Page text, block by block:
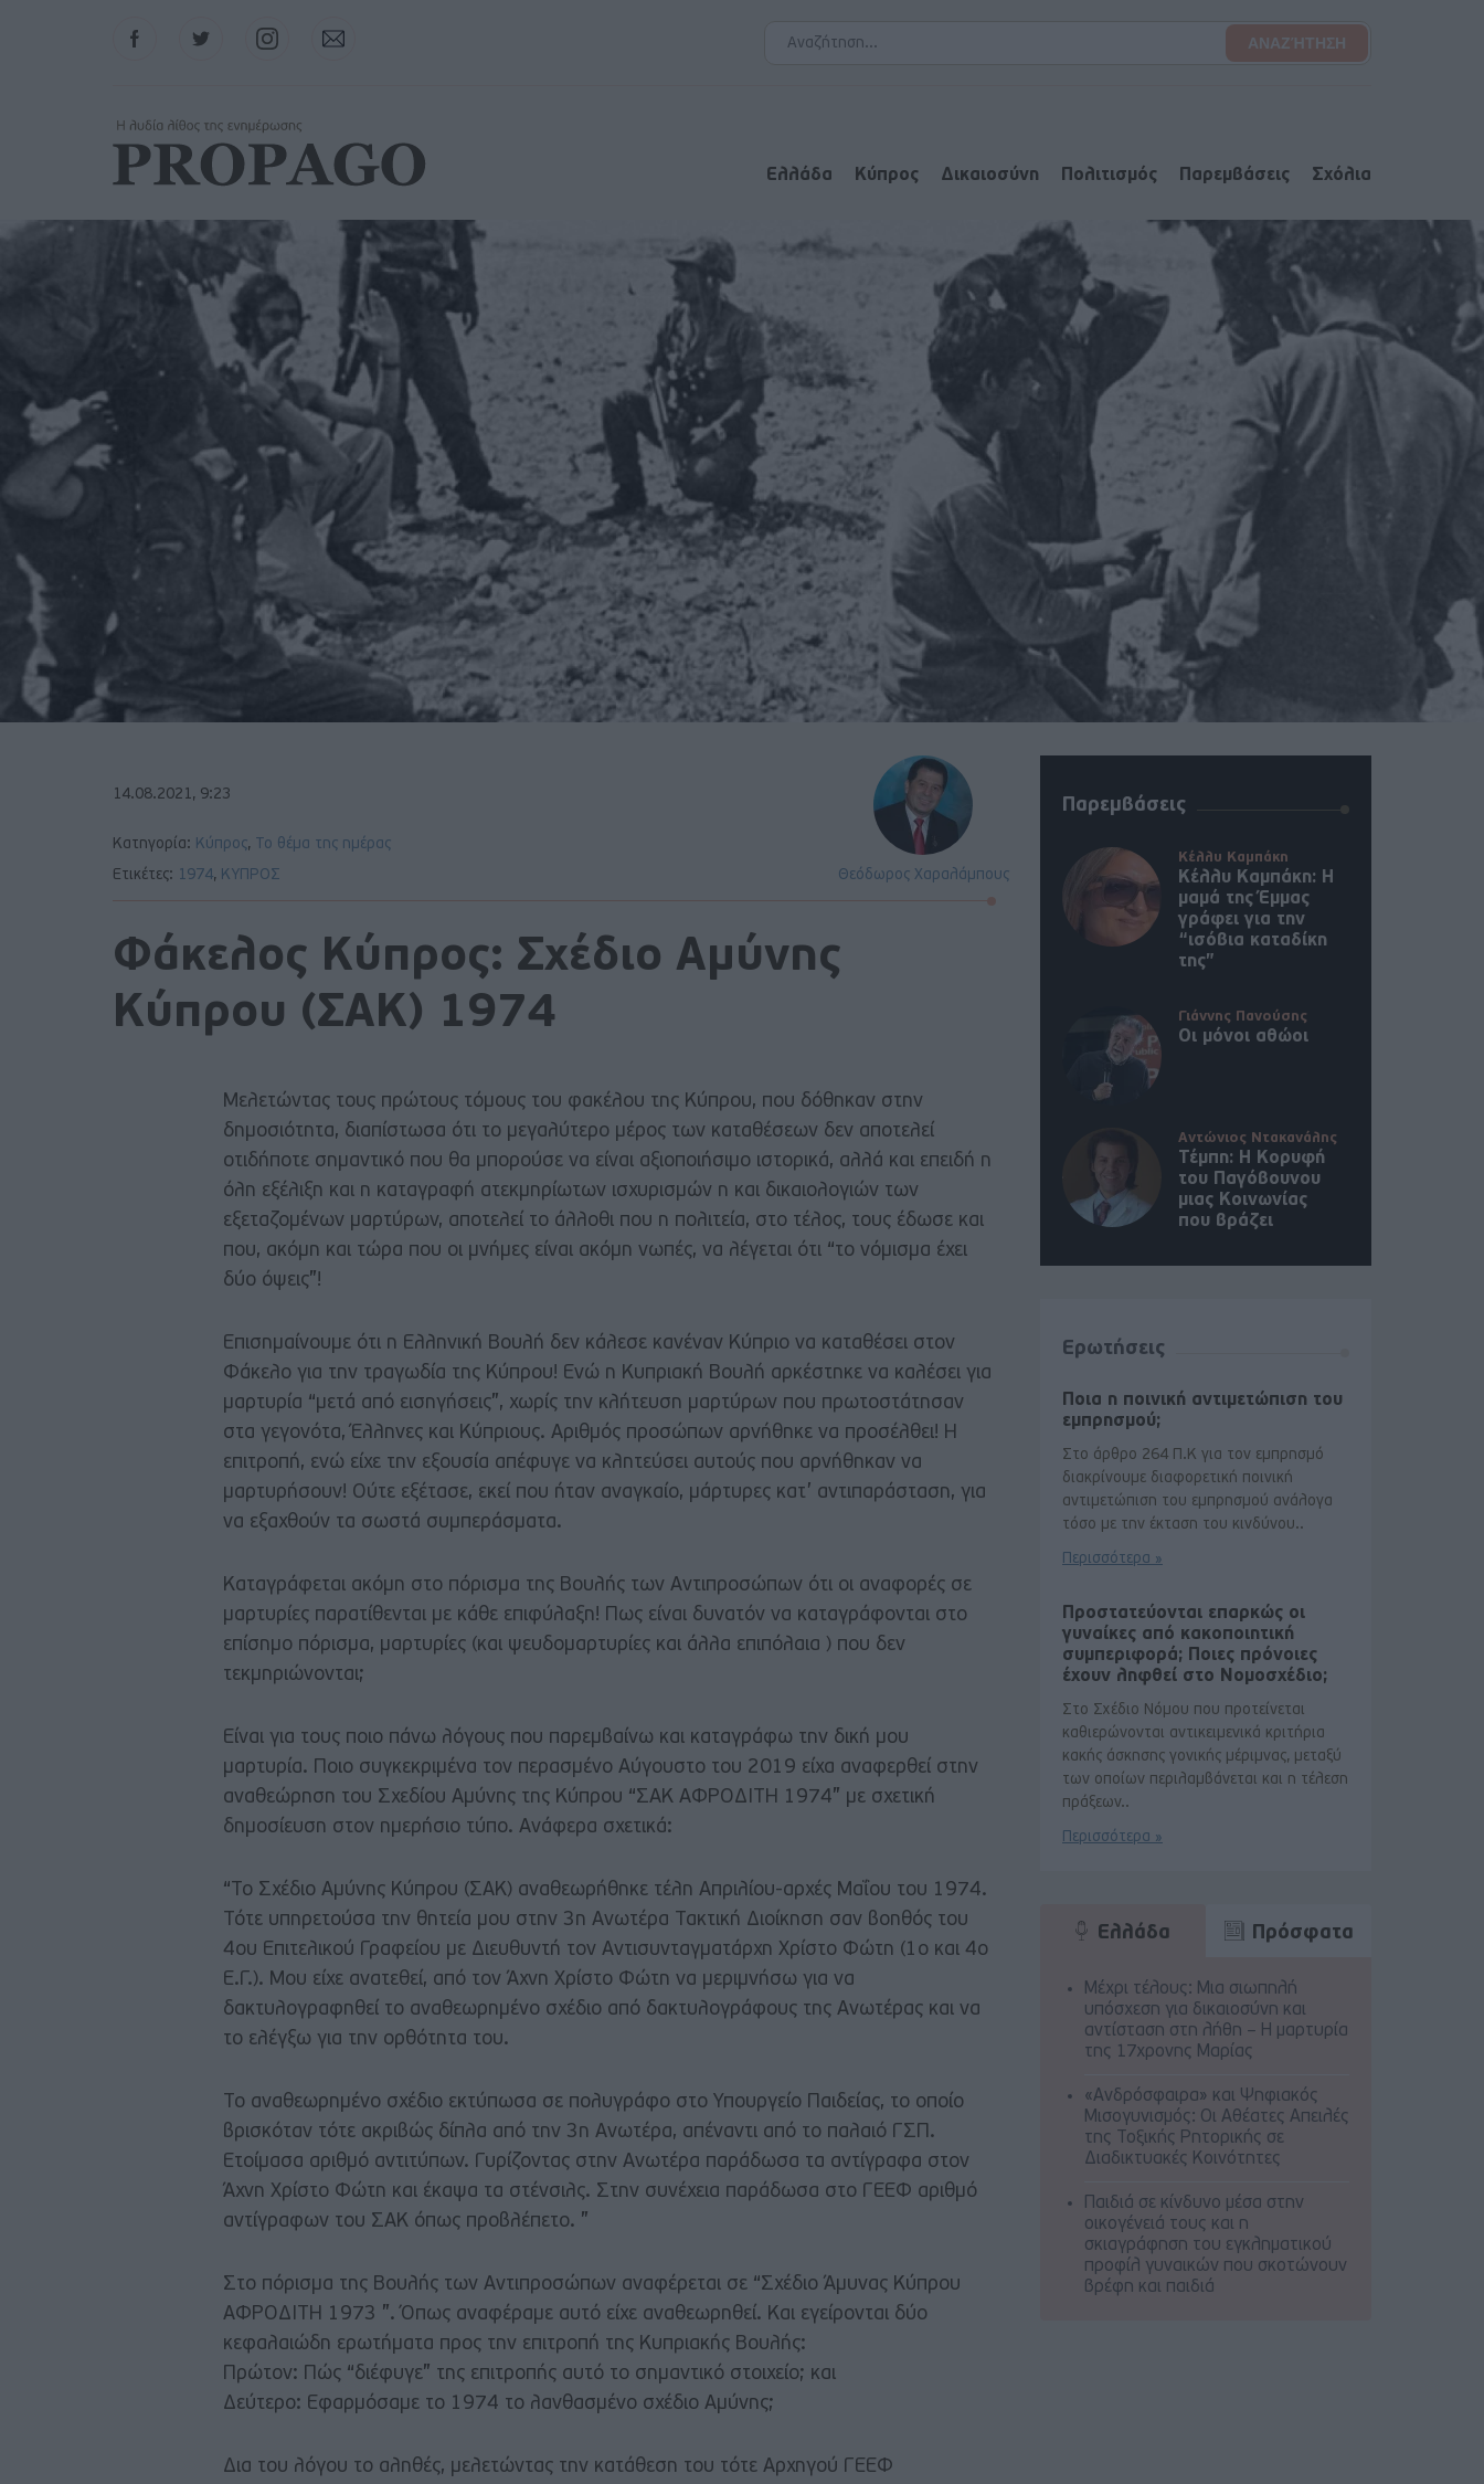
FacebookTwitter InstagramContact
Ελλάδα Κύπρος Δικαιοσύνη Πολιτισμός Παρεμβάσεις Σχόλια
14.08.2021, 9:23
Κατηγορία: Κύπρος,
Το θέμα της ημέρας
Ετικέτες: 1974, ΚΥΠΡΟΣ Θεόδωρος Χαραλάμπους
Φάκελος Κύπρος: Σχέδιο Αμύνης
Κύπρου (ΣΑΚ) 1974
Μελετώντας τους πρώτους τόμους του φακέλου της Κύπρου, που δόθηκαν στην
δημοσιότητα, διαπίστωσα ότι το μεγαλύτερο μέρος των καταθέσεων δεν αποτελεί
οτιδήποτε σημαντικό που θα μπορούσε να είναι αξιοποιήσιμο ιστορικά, αλλά και επειδή η
όλη εξέλιξη και η καταγραφή ατεκμηρίωτων ισχυρισμών η και δικαιολογιών των
εξεταζομένων μαρτύρων, αποτελεί το άλλοθι που η πολιτεία, στο τέλος, τους έδωσε και
που, ακόμη και τώρα που οι μνήμες είναι ακόμη νωπές, να λέγεται ότι “το νόμισμα έχει
δύο όψεις”!
Επισημαίνουμε ότι η Ελληνική Βουλή δεν κάλεσε κανέναν Κύπριο να καταθέσει στον
Φάκελο για την τραγωδία της Κύπρου! Ενώ η Κυπριακή Βουλή αρκέστηκε να καλέσει για
μαρτυρία “μετά από εισηγήσεις”, χωρίς την κλήτευση μαρτύρων που πρωτοστάτησαν
στα γεγονότα, Έλληνες και Κύπριους. Αριθμός προσώπων αρνήθηκε να προσέλθει! Η
επιτροπή, ενώ είχε την εξουσία απέφυγε να κλητεύσει αυτούς που αρνήθηκαν να
μαρτυρήσουν! Ούτε εξέτασε, εκεί που ήταν αναγκαίο, μάρτυρες κατ’ αντιπαράσταση, για
να εξαχθούν τα σωστά συμπεράσματα.
Καταγράφεται ακόμη στο πόρισμα της Βουλής των Αντιπροσώπων ότι οι αναφορές σε
μαρτυρίες παρατίθενται με κάθε επιφύλαξη! Πως είναι δυνατόν να καταγράφονται στο
επίσημο πόρισμα, μαρτυρίες (και ψευδομαρτυρίες και άλλα επιπόλαια ) που δεν
τεκμηριώνονται;
Είναι για τους ποιο πάνω λόγους που παρεμβαίνω και καταγράφω την δική μου
μαρτυρία. Ποιο συγκεκριμένα τον περασμένο Αύγουστο του 2019 είχα αναφερθεί στην
αναθεώρηση του Σχεδίου Αμύνης της Κύπρου “ΣΑΚ ΑΦΡΟΔΙΤΗ 1974” με σχετική
δημοσίευση στον ημερήσιο τύπο. Ανάφερα σχετικά:
“Το Σχέδιο Αμύνης Κύπρου (ΣΑΚ) αναθεωρήθηκε τέλη Απριλίου-αρχές Μαΐου του 1974.
Τότε υπηρετούσα την θητεία μου στην 3η Ανωτέρα Τακτική Διοίκηση σαν βοηθός του
4ου Επιτελικού Γραφείου με Διευθυντή τον Αντισυνταγματάρχη Χρίστο Φώτη (1ο και 4ο
Ε.Γ.). Μου είχε ανατεθεί, από τον Άχνη Χρίστο Φώτη να μεριμνήσω για να
δακτυλογραφηθεί το αναθεωρημένο σχέδιο από δακτυλογράφους της Ανωτέρας και να
το ελέγξω για την ορθότητα του.
Το αναθεωρημένο σχέδιο εκτύπωσα σε πολυγράφο στο Υπουργείο Παιδείας, το οποίο
βρισκόταν τότε ακριβώς δίπλα από την 3η Ανωτέρα, απέναντι από το παλαιό ΓΣΠ.
Ετοίμασα αριθμό αντιτύπων. Γυρίζοντας στην Ανωτέρα παράδωσα τα αντίγραφα στον
Άχνη Χρίστο Φώτη και έκαψα τα στένσιλς. Στην συνέχεια παράδωσα στο ΓΕΕΦ αριθμό
αντίγραφων του ΣΑΚ όπως προβλέπετο. ”
Στο πόρισμα της Βουλής των Αντιπροσώπων αναφέρεται σε “Σχέδιο Άμυνας Κύπρου
ΑΦΡΟΔΙΤΗ 1973 ”. Όπως αναφέραμε αυτό είχε αναθεωρηθεί. Και εγείρονται δύο
κεφαλαιώδη ερωτήματα προς την επιτροπή της Κυπριακής Βουλής:
Πρώτον: Πώς “διέφυγε” της επιτροπής αυτό το σημαντικό στοιχείο; και
Δεύτερο: Εφαρμόσαμε το 1974 το λανθασμένο σχέδιο Αμύνης;
Δια του λόγου το αληθές, μελετώντας την κατάθεση του τότε Αρχηγού ΓΕΕΦ
Παρεμβάσεις
Κέλλυ Καμπάκη
Κέλλυ Καμπάκη: Η
μαμά της Έμμας
γράφει για την
“ισόβια καταδίκη
της”
Γιάννης Πανούσης
Οι μόνοι αθώοι
Αντώνιος Ντακανάλης
Τέμπη: Η Κορυφή
του Παγόβουνου
μιας Κοινωνίας
που βράζει
Ερωτήσεις
Ποια η ποινική αντιμετώπιση του
εμπρησμού;
Στο άρθρο 264 Π.Κ για τον εμπρησμό
διακρίνουμε διαφορετική ποινική
αντιμετώπιση του εμπρησμού ανάλογα
τόσο με την έκταση του κινδύνου..
Περισσότερα »
Προστατεύονται επαρκώς οι
γυναίκες από κακοποιητική
συμπεριφορά; Ποιες πρόνοιες
έχουν ληφθεί στο Νομοσχέδιο;
Στο Σχέδιο Νόμου που προτείνεται
καθιερώνονται αντικειμενικά κριτήρια
κακής άσκησης γονικής μέριμνας, μεταξύ
των οποίων περιλαμβάνεται και η τέλεση
πράξεων..
Περισσότερα »
Ελλάδα Πρόσφατα
Μέχρι τέλους: Μια σιωπηλή
υπόσχεση για δικαιοσύνη και
αντίσταση στη λήθη – Η μαρτυρία
της 17χρονης Μαρίας
«Ανδρόσφαιρα» και Ψηφιακός
Μισογυνισμός: Οι Αθέατες Απειλές
της Τοξικής Ρητορικής σε
Διαδικτυακές Κοινότητες
Παιδιά σε κίνδυνο μέσα στην
οικογένειά τους και η
σκιαγράφηση του εγκληματικού
προφίλ γυναικών που σκοτώνουν
βρέφη και παιδιά